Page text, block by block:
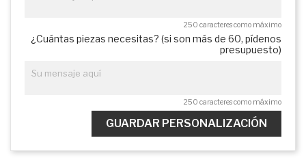
250 caracteres como máximo
¿Cuántas piezas necesitas? (si son más de 60, pídenos
presupuesto)
250 caracteres como máximo
GUARDAR PERSONALIZACIÓN